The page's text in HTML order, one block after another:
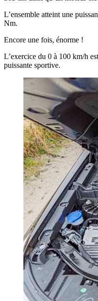
L’ensemble atteint une
Nm.
Encore une fois, énorme !
L’exercice du 0 à 100 km/h
puissante sportive.